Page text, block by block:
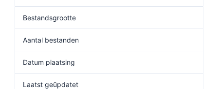
Bestandsgrootte
Aantal bestanden
Datum plaatsing
Laatst geüpdatet